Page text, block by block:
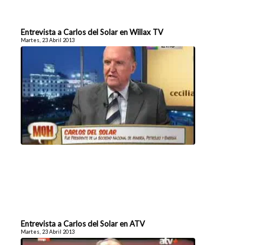
Entrevista a Carlos del Solar en Willax TV
Martes, 23 Abril 2013
Entrevista a Carlos del Solar en ATV
Martes, 23 Abril 2013